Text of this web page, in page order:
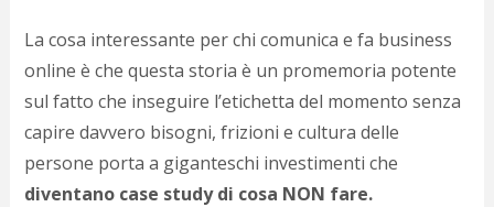
​La cosa interessante per chi comunica e fa business
online è che questa storia è un promemoria potente
sul fatto che inseguire l’etichetta del momento senza
capire davvero bisogni, frizioni e cultura delle
persone porta a giganteschi investimenti che
diventano case study di cosa NON fare.